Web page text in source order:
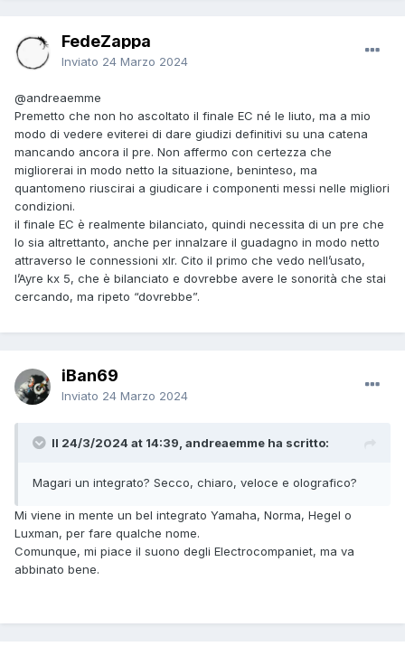
FedeZappa
Inviato 24 Marzo 2024
@andreaemme
Premetto che non ho ascoltato il finale EC né le liuto, ma a mio
modo di vedere eviterei di dare giudizi definitivi su una catena
mancando ancora il pre. Non affermo con certezza che
migliorerai in modo netto la situazione, beninteso, ma
quantomeno riuscirai a giudicare i componenti messi nelle migliori
condizioni.
il finale EC è realmente bilanciato, quindi necessita di un pre che
lo sia altrettanto, anche per innalzare il guadagno in modo netto
attraverso le connessioni xlr. Cito il primo che vedo nell’usato,
l’Ayre kx 5, che è bilanciato e dovrebbe avere le sonorità che stai
cercando, ma ripeto “dovrebbe”.
iBan69
Inviato 24 Marzo 2024
Il 24/3/2024 at 14:39, andreaemme ha scritto:
Magari un integrato? Secco, chiaro, veloce e olografico?
Mi viene in mente un bel integrato Yamaha, Norma, Hegel o
Luxman, per fare qualche nome.
Comunque, mi piace il suono degli Electrocompaniet, ma va
abbinato bene.